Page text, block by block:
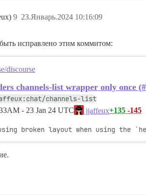
23.Январь.2024 10:16:09
9
исправлено этим коммитом:
discourse
channels-list wrapper only once
channels-list
- 23 Jan 24 UTC jjaffeux+135 -145
broken layout when using the